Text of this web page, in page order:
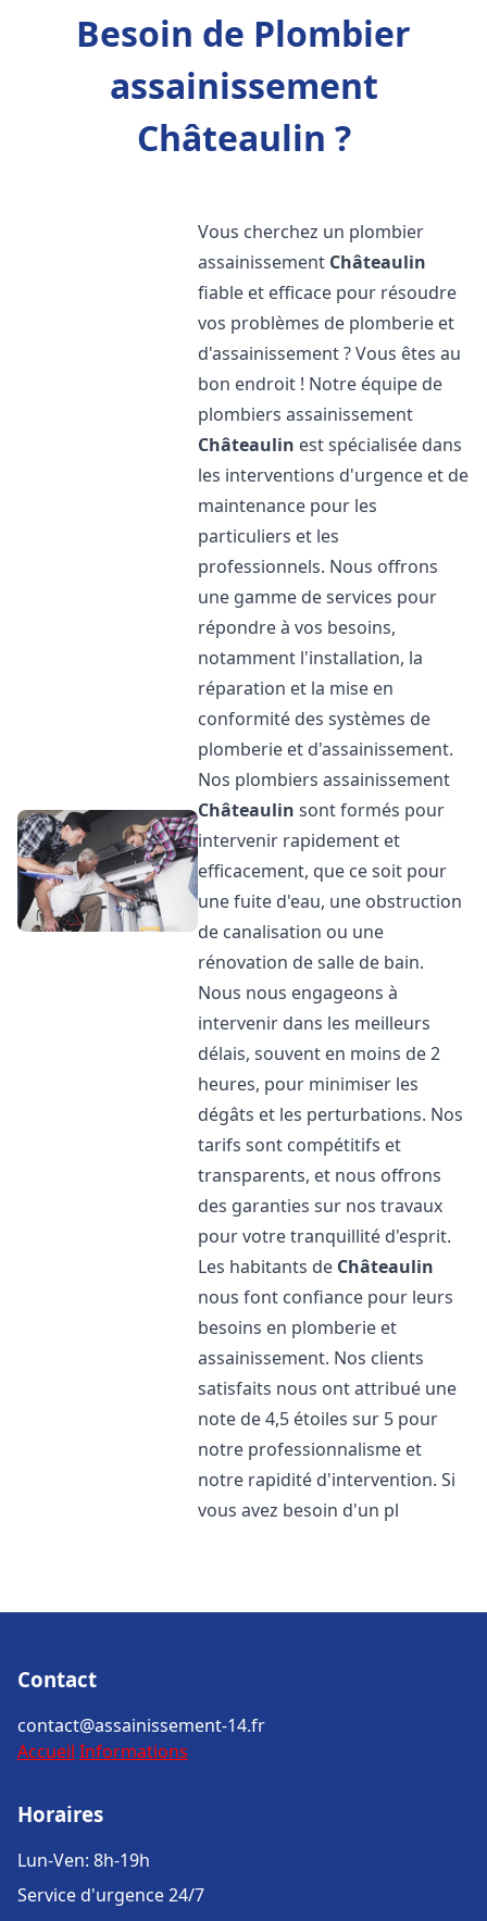
Besoin de Plombier
assainissement
Châteaulin ?
Vous cherchez un plombier
assainissement Châteaulin
fiable et efficace pour résoudre
vos problèmes de plomberie et
d'assainissement ? Vous êtes au
bon endroit ! Notre équipe de
plombiers assainissement
Châteaulin est spécialisée dans
les interventions d'urgence et de
maintenance pour les
particuliers et les
professionnels. Nous offrons
une gamme de services pour
répondre à vos besoins,
notamment l'installation, la
réparation et la mise en
conformité des systèmes de
plomberie et d'assainissement.
Nos plombiers assainissement
Châteaulin sont formés pour
intervenir rapidement et
efficacement, que ce soit pour
une fuite d'eau, une obstruction
de canalisation ou une
rénovation de salle de bain.
Nous nous engageons à
intervenir dans les meilleurs
délais, souvent en moins de 2
heures, pour minimiser les
dégâts et les perturbations. Nos
tarifs sont compétitifs et
transparents, et nous offrons
des garanties sur nos travaux
pour votre tranquillité d'esprit.
Les habitants de Châteaulin
nous font confiance pour leurs
besoins en plomberie et
assainissement. Nos clients
satisfaits nous ont attribué une
note de 4,5 étoiles sur 5 pour
notre professionnalisme et
notre rapidité d'intervention. Si
vous avez besoin d'un pl
Contact
contact@assainissement-14.fr
Accueil Informations
Horaires
Lun-Ven: 8h-19h
Service d'urgence 24/7